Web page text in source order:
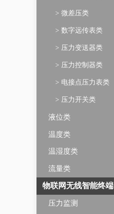
> 微差压类
> 数字远传表类
> 压力变送器类
> 压力控制器类
> 电接点压力表类
> 压力开关类
液位类
温度类
温湿度类
流量类
物联网无线智能终端
压力监测